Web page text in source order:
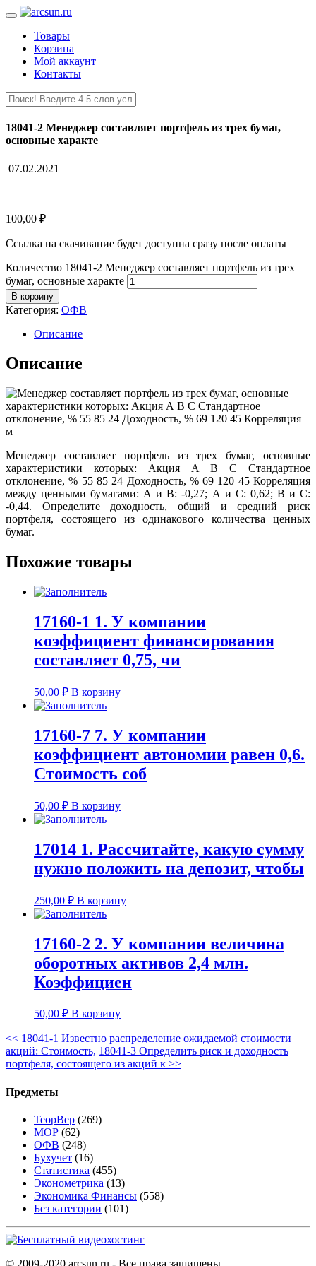
Товары
Корзина
Мой аккаунт
Контакты
18041-2 Менеджер составляет портфель из трех бумаг,
основные характе
07.02.2021
100,00 ₽
Ссылка на скачивание будет доступна сразу после оплаты
Количество 18041-2 Менеджер составляет портфель из трех
бумаг, основные характе
В корзину
Категория: ОФВ
Описание
Описание
Менеджер составляет портфель из трех бумаг, основные
характеристики которых: Акция А В С Стандартное
отклонение, % 55 85 24 Доходность, % 69 120 45 Корреляция
между ценными бумагами: А и В: -0,27; А и С: 0,62; В и С:
-0,44. Определите доходность, общий и средний риск
портфеля, состоящего из одинакового количества ценных
бумаг.
Похожие товары
17160-1 1. У компании
коэффициент финансирования
составляет 0,75, чи
50,00 ₽ В корзину
17160-7 7. У компании
коэффициент автономии равен 0,6.
Стоимость соб
50,00 ₽ В корзину
17014 1. Рассчитайте, какую сумму
нужно положить на депозит, чтобы
250,00 ₽ В корзину
17160-2 2. У компании величина
оборотных активов 2,4 млн.
Коэффициен
50,00 ₽ В корзину
<< 18041-1 Известно распределение ожидаемой стоимости
акций: Стоимость, 18041-3 Определить риск и доходность
портфеля, состоящего из акций к >>
Предметы
ТеорВер (269)
МОР (62)
ОФВ (248)
Бухучет (16)
Статистика (455)
Эконометрика (13)
Экономика Финансы (558)
Без категории (101)
© 2009-2020 arcsun.ru - Все права защищены